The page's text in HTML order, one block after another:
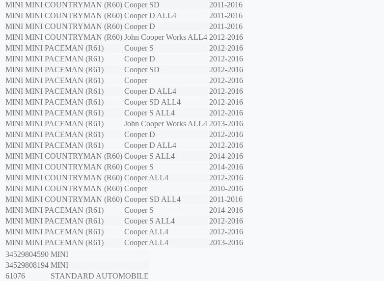
MINI MINI COUNTRYMAN (R60) Cooper SD
2011-2016
MINI MINI COUNTRYMAN (R60) Cooper D ALL4
2011-2016
MINI MINI COUNTRYMAN (R60) Cooper D
2011-2016
MINI MINI COUNTRYMAN (R60) John Cooper Works ALL4 2012-2016
MINI MINI PACEMAN (R61) Cooper S
2012-2016
MINI MINI PACEMAN (R61) Cooper D
2012-2016
MINI MINI PACEMAN (R61) Cooper SD
2012-2016
MINI MINI PACEMAN (R61) Cooper
2012-2016
MINI MINI PACEMAN (R61) Cooper D ALL4
2012-2016
MINI MINI PACEMAN (R61) Cooper SD ALL4
2012-2016
MINI MINI PACEMAN (R61) Cooper S ALL4
2012-2016
MINI MINI PACEMAN (R61) John Cooper Works ALL4 2013-2016
MINI MINI PACEMAN (R61) Cooper D
2012-2016
MINI MINI PACEMAN (R61) Cooper D ALL4
2012-2016
MINI MINI COUNTRYMAN (R60) Cooper S ALL4
2014-2016
MINI MINI COUNTRYMAN (R60) Cooper S
2014-2016
MINI MINI COUNTRYMAN (R60) Cooper ALL4
2012-2016
MINI MINI COUNTRYMAN (R60) Cooper
2010-2016
MINI MINI COUNTRYMAN (R60) Cooper SD ALL4
2011-2016
MINI MINI PACEMAN (R61) Cooper S
2014-2016
MINI MINI PACEMAN (R61) Cooper S ALL4
2012-2016
MINI MINI PACEMAN (R61) Cooper ALL4
2012-2016
MINI MINI PACEMAN (R61) Cooper ALL4
2013-2016
34529804590 MINI
34529808194 MINI
61076
STANDARD AUTOMOBILE